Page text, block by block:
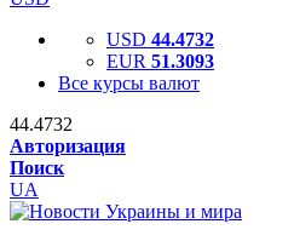
USD 44.4732
EUR 51.3093
Все курсы валют
44.4732
Авторизация
Поиск
UA